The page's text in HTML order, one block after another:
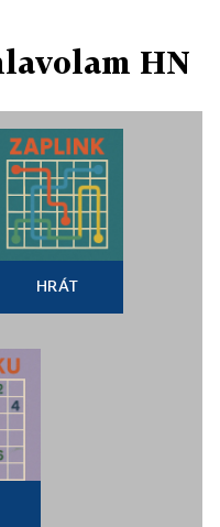
HN
HRÁT